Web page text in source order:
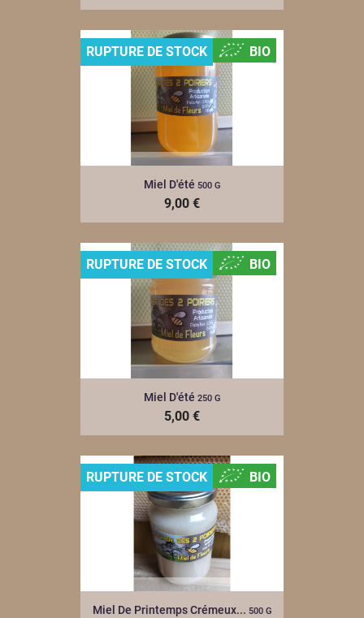
Miel D'été 500 G
9,00 €
RUPTURE DE STOCK BIO
Miel D'été 250 G
5,00 €
RUPTURE DE STOCK BIO
Miel De Printemps Crémeux... 500 G
RUPTURE DE STOCK BIO